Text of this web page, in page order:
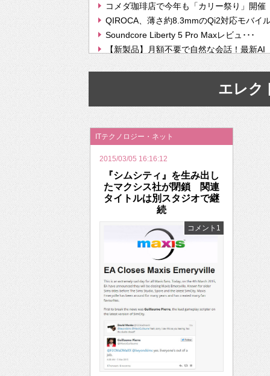
コメダ珈琲店で今年も「カリー祭り」開
QIROCA、薄さ約8.3mmのQi2対応モバイ
Soundcore Liberty 5 Pro Maxレビュ･･･
【新製品】月額不要で自然な会話！最新AI
【次世代の没入感と生産性】VITURE
挫折率8割の壁をAIで突破。ジャストシス
2026年のバレンタインは「自分で作って
エレク
ITテクノロジー・ネット
2015/03/05 16:16:12
『シムシティ』を生み出し
たマクシス社が閉鎖 関連
タイトルは別スタジオで継
続
コメント1